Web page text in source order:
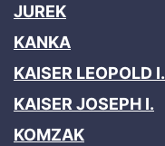
JUREK
KANKA
KAISER LEOPOLD I.
KAISER JOSEPH I.
KOMZAK